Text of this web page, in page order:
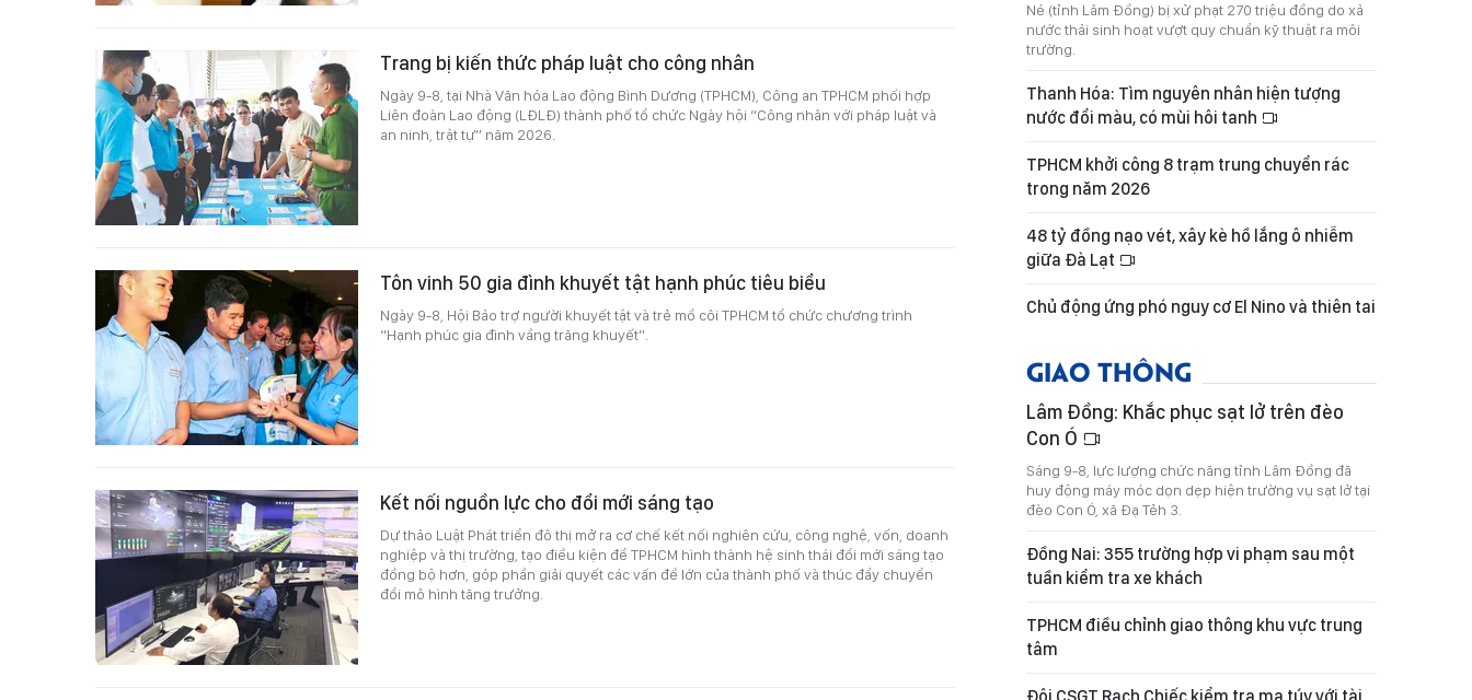
Trang bị kiến thức pháp luật cho công nhân
Ngày 9-8, tại Nhà Văn hóa Lao động Bình Dương (TPHCM), Công an TPHCM phối hợp
Liên đoàn Lao động (LĐLĐ) thành phố tổ chức Ngày hội “Công nhân với pháp luật và
an ninh, trật tự” năm 2026.
Tôn vinh 50 gia đình khuyết tật hạnh phúc tiêu biểu
Ngày 9-8, Hội Bảo trợ người khuyết tật và trẻ mồ côi TPHCM tổ chức chương trình
“Hạnh phúc gia đình vầng trăng khuyết”.
Kết nối nguồn lực cho đổi mới sáng tạo
Dự thảo Luật Phát triển đô thị mở ra cơ chế kết nối nghiên cứu, công nghệ, vốn, doanh
nghiệp và thị trường, tạo điều kiện để TPHCM hình thành hệ sinh thái đổi mới sáng tạo
đồng bộ hơn, góp phần giải quyết các vấn đề lớn của thành phố và thúc đẩy chuyển
đổi mô hình tăng trưởng.
Né (tỉnh Lâm Đồng) bị xử phạt 270 triệu đồng do xả
nước thải sinh hoạt vượt quy chuẩn kỹ thuật ra môi
trường.
Thanh Hóa: Tìm nguyên nhân hiện tượng
nước đổi màu, có mùi hôi tanh
TPHCM khởi công 8 trạm trung chuyển rác
trong năm 2026
48 tỷ đồng nạo vét, xây kè hồ lắng ô nhiễm
giữa Đà Lạt
Chủ động ứng phó nguy cơ El Nino và thiên tai
GIAO THÔNG
Lâm Đồng: Khắc phục sạt lở trên đèo
Con Ó
Sáng 9-8, lực lượng chức năng tỉnh Lâm Đồng đã
huy động máy móc dọn dẹp hiện trường vụ sạt lở tại
đèo Con Ó, xã Đạ Tẻh 3.
Đồng Nai: 355 trường hợp vi phạm sau một
tuần kiểm tra xe khách
TPHCM điều chỉnh giao thông khu vực trung
tâm